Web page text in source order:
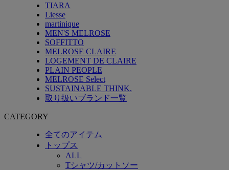
TIARA
Liesse
martinique
MEN'S MELROSE
SOFFITTO
MELROSE CLAIRE
LOGEMENT DE CLAIRE
PLAIN PEOPLE
MELROSE Select
SUSTAINABLE THINK.
取り扱いブランド一覧
CATEGORY
全てのアイテム
トップス
ALL
Tシャツ/カットソー